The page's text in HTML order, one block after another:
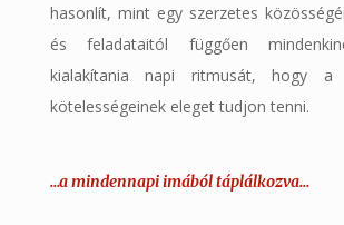
hasonlít, mint egy szerzetes
és feladataitól függően
kialakítania napi ritmusát, hogy a
kötelességeinek eleget tudjon tenni.
…a mindennapi imából táplálkozva…